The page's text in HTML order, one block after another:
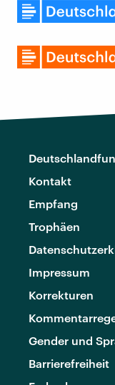
Kontakt
Empfang
Trophäen
Impressum
Korrekturen
Gender und
Barrierefreiheit